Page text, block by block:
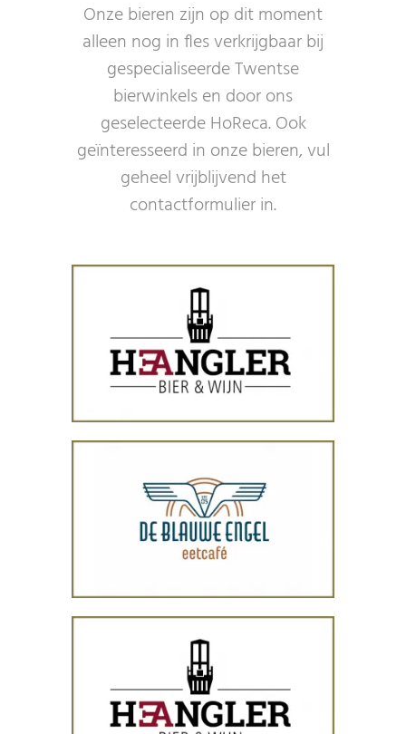
Onze bieren zijn op dit moment
alleen nog in fles verkrijgbaar bij
gespecialiseerde Twentse
bierwinkels en door ons
geselecteerde HoReca. Ook
geïnteresseerd in onze bieren, vul
geheel vrijblijvend het
contactformulier in.